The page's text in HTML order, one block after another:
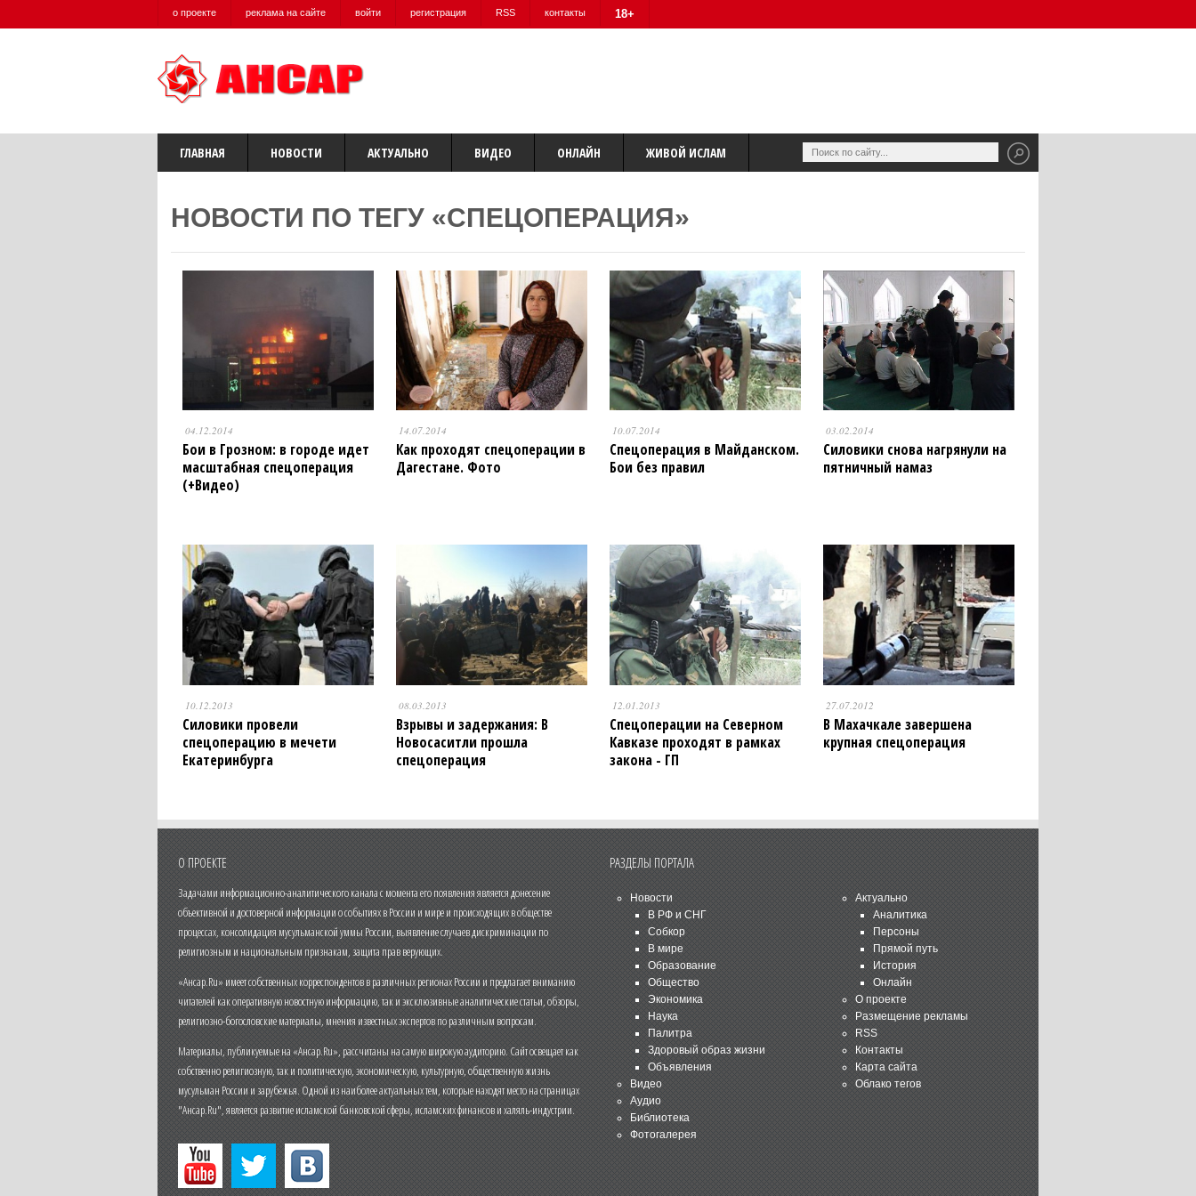
о проекте реклама на сайте войти регистрация RSS контакты 18+
ГЛАВНАЯ НОВОСТИ АКТУАЛЬНО ВИДЕО ОНЛАЙН ЖИВОЙ ИСЛАМ
НОВОСТИ ПО ТЕГУ «СПЕЦОПЕРАЦИЯ»
04.12.2014
Бои в Грозном: в городе идет
масштабная спецоперация
(+Видео)
14.07.2014
Как проходят спецоперации в
Дагестане. Фото
10.07.2014
Спецоперация в Майданском.
Бои без правил
03.02.2014
Силовики снова нагрянули на
пятничный намаз
10.12.2013
Силовики провели
спецоперацию в мечети
Екатеринбурга
08.03.2013
Взрывы и задержания: В
Новосаситли прошла
спецоперация
12.01.2013
Спецоперации на Северном
Кавказе проходят в рамках
закона - ГП
27.07.2012
В Махачкале завершена
крупная спецоперация
О ПРОЕКТЕ
Задачами информационно-аналитического канала с момента его появления является донесение
объективной и достоверной информации о событиях в России и мире и происходящих в обществе
процессах, консолидация мусульманской уммы России, выявление случаев дискриминации по
религиозным и национальным признакам, защита прав верующих.
«Ансар.Ru» имеет собственных корреспондентов в различных регионах России и предлагает вниманию
читателей как оперативную новостную информацию, так и эксклюзивные аналитические статьи, обзоры,
религиозно-богословские материалы, мнения известных экспертов по различным вопросам.
Материалы, публикуемые на «Ансар.Ru», рассчитаны на самую широкую аудиторию. Сайт освещает как
собственно религиозную, так и политическую, экономическую, культурную, общественную жизнь
мусульман России и зарубежья. Одной из наиболее актуальных тем, которые находят место на страницах
"Ансар.Ru", является развитие исламской банковской сферы, исламских финансов и халяль-индустрии.
РАЗДЕЛЫ ПОРТАЛА
Новости
В РФ и СНГ
Собкор
В мире
Образование
Общество
Экономика
Наука
Палитра
Здоровый образ жизни
Объявления
Видео
Аудио
Библиотека
Фотогалерея
Актуально
Аналитика
Персоны
Прямой путь
История
Онлайн
О проекте
Размещение рекламы
RSS
Контакты
Карта сайта
Облако тегов